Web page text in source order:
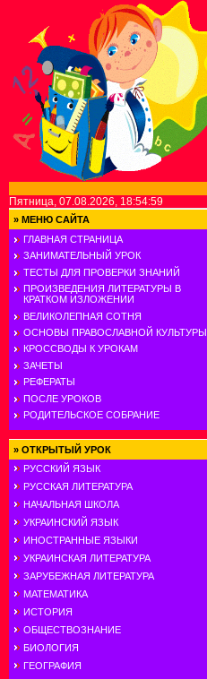
Пятница, 07.08.2026, 18:54:59
» МЕНЮ САЙТА
ГЛАВНАЯ СТРАНИЦА
ЗАНИМАТЕЛЬНЫЙ УРОК
ТЕСТЫ ДЛЯ ПРОВЕРКИ ЗНАНИЙ
ПРОИЗВЕДЕНИЯ ЛИТЕРАТУРЫ В
КРАТКОМ ИЗЛОЖЕНИИ
ВЕЛИКОЛЕПНАЯ СОТНЯ
ОСНОВЫ ПРАВОСЛАВНОЙ КУЛЬТУРЫ
КРОССВОДЫ К УРОКАМ
ЗАЧЕТЫ
РЕФЕРАТЫ
ПОСЛЕ УРОКОВ
РОДИТЕЛЬСКОЕ СОБРАНИЕ
» ОТКРЫТЫЙ УРОК
РУССКИЙ ЯЗЫК
РУССКАЯ ЛИТЕРАТУРА
НАЧАЛЬНАЯ ШКОЛА
УКРАИНСКИЙ ЯЗЫК
ИНОСТРАННЫЕ ЯЗЫКИ
УКРАИНСКАЯ ЛИТЕРАТУРА
ЗАРУБЕЖНАЯ ЛИТЕРАТУРА
МАТЕМАТИКА
ИСТОРИЯ
ОБЩЕСТВОЗНАНИЕ
БИОЛОГИЯ
ГЕОГРАФИЯ